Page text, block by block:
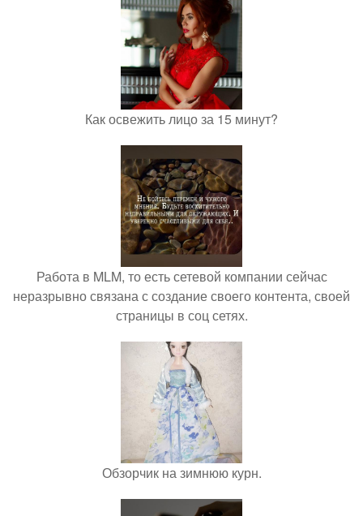
Как освежить лицо за 15 минут?
Работа в MLM, то есть сетевой компании сейчас
неразрывно связана с создание своего контента, своей
страницы в соц сетях.
Обзорчик на зимнюю курн.